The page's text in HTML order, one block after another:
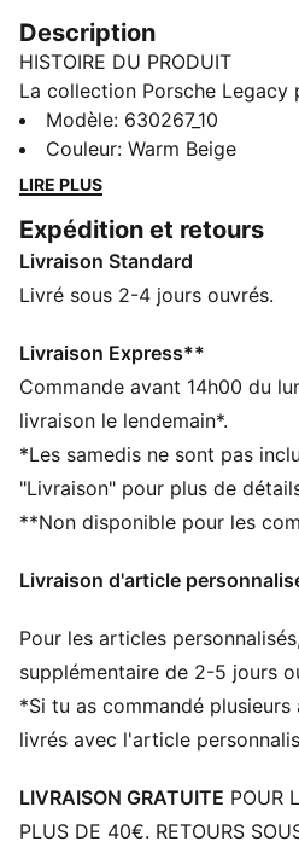
Description
HISTOIRE DU PRODUIT
La collection Porsche Legacy
l'un des clubs les plus
s'inspire des country clubs,
sur la Porsche 911 Turbo,
élastique, ce pantalon
intemporelle et motifs
CARACTÉRISTIQUES +
recyclé
DÉTAILS
Coupe régulière
Longueur standard
Taille mi-haute
Poches avant
Broderie PUMA Cat sur la
Modèle: 630267_10
Couleur: Warm Beige
LIRE PLUS
Expédition et retours
Livraison Standard
Livré sous 2-4 jours ouvrés.
Livraison Express**
Commande avant 14h00 du
livraison le lendemain*.
*Les samedis ne sont pas
"Livraison" pour plus de
**Non disponible pour les
Livraison d'article
Pour les articles
supplémentaire de 2-5 jours
*Si tu as commandé
livrés avec l'article
LIVRAISON GRATUITE POUR
PLUS DE 40€. RETOURS